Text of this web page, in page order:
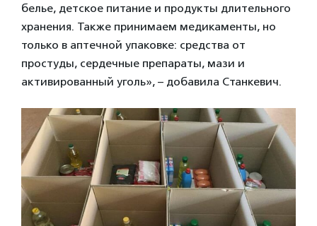
белье, детское питание и продукты длительного
хранения. Также принимаем медикаменты, но
только в аптечной упаковке: средства от
простуды, сердечные препараты, мази и
активированный уголь», – добавила Станкевич.